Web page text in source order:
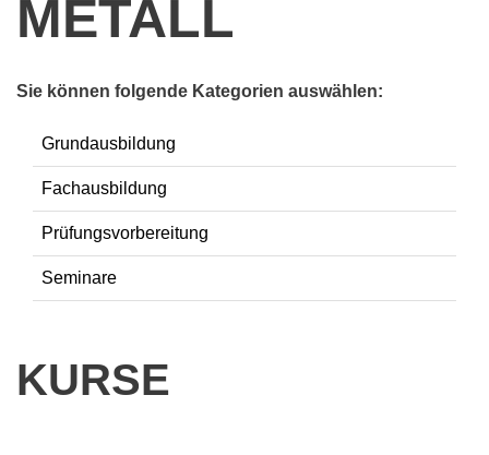
METALL
Sie können folgende Kategorien auswählen:
Grundausbildung
Fachausbildung
Prüfungsvorbereitung
Seminare
KURSE